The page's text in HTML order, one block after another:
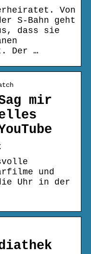
Von
S-Bahn geht
dass sie
Der …
mir
und
Uhr in der